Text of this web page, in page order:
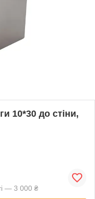
10*30 до стіни,
— 3 000 ₴